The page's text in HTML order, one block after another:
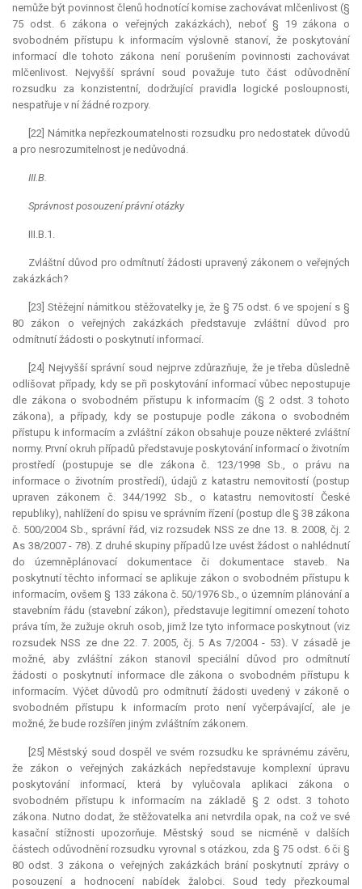
nemůže být povinnost členů hodnotící komise zachovávat mlčenlivost (§
75 odst. 6 zákona o veřejných zakázkách), neboť § 19 zákona o
svobodném přístupu k informacím výslovně stanoví, že poskytování
informací dle tohoto zákona není porušením povinnosti zachovávat
mlčenlivost. Nejvyšší správní soud považuje tuto část odůvodnění
rozsudku za konzistentní, dodržující pravidla logické posloupnosti,
nespatřuje v ní žádné rozpory.
[22] Námitka nepřezkoumatelnosti rozsudku pro nedostatek důvodů
a pro nesrozumitelnost je nedůvodná.
III.B.
Správnost posouzení právní otázky
III.B.1.
Zvláštní důvod pro odmítnutí žádosti upravený zákonem o veřejných
zakázkách?
[23] Stěžejní námitkou stěžovatelky je, že § 75 odst. 6 ve spojení s §
80 zákon o veřejných zakázkách představuje zvláštní důvod pro
odmítnutí žádosti o poskytnutí informací.
[24] Nejvyšší správní soud nejprve zdůrazňuje, že je třeba důsledně
odlišovat případy, kdy se při poskytování informací vůbec nepostupuje
dle zákona o svobodném přístupu k informacím (§ 2 odst. 3 tohoto
zákona), a případy, kdy se postupuje podle zákona o svobodném
přístupu k informacím a zvláštní zákon obsahuje pouze některé zvláštní
normy. První okruh případů představuje poskytování informací o životním
prostředí (postupuje se dle zákona č. 123/1998 Sb., o právu na
informace o životním prostředí), údajů z katastru nemovitostí (postup
upraven zákonem č. 344/1992 Sb., o katastru nemovitostí České
republiky), nahlížení do spisu ve správním řízení (postup dle § 38 zákona
č. 500/2004 Sb., správní řád, viz rozsudek NSS ze dne 13. 8. 2008, čj. 2
As 38/2007 - 78). Z druhé skupiny případů lze uvést žádost o nahlédnutí
do územněplánovací dokumentace či dokumentace staveb. Na
poskytnutí těchto informací se aplikuje zákon o svobodném přístupu k
informacím, ovšem § 133 zákona č. 50/1976 Sb., o územním plánování a
stavebním řádu (stavební zákon), představuje legitimní omezení tohoto
práva tím, že zužuje okruh osob, jimž lze tyto informace poskytnout (viz
rozsudek NSS ze dne 22. 7. 2005, čj. 5 As 7/2004 - 53). V zásadě je
možné, aby zvláštní zákon stanovil speciální důvod pro odmítnutí
žádosti o poskytnutí informace dle zákona o svobodném přístupu k
informacím. Výčet důvodů pro odmítnutí žádosti uvedený v zákoně o
svobodném přístupu k informacím proto není vyčerpávající, ale je
možné, že bude rozšířen jiným zvláštním zákonem.
[25] Městský soud dospěl ve svém rozsudku ke správnému závěru,
že zákon o veřejných zakázkách nepředstavuje komplexní úpravu
poskytování informací, která by vylučovala aplikaci zákona o
svobodném přístupu k informacím na základě § 2 odst. 3 tohoto
zákona. Nutno dodat, že stěžovatelka ani netvrdila opak, na což ve své
kasační stížnosti upozorňuje. Městský soud se nicméně v dalších
částech odůvodnění rozsudku vyrovnal s otázkou, zda § 75 odst. 6 či §
80 odst. 3 zákona o veřejných zakázkách brání poskytnutí zprávy o
posouzení a hodnocení nabídek žalobci. Soud tedy přezkoumal